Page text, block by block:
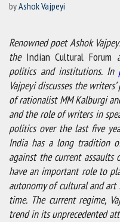
byAshok Vajpeyi
Renowned poet Ashok
the Indian Cultural Forum
politics and institutions. In
Vajpeyi discusses the
of rationalist MM Kalburgi
and the role of writers in
politics over the last five
India has a long tradition
against the current assaults
have an important role to
autonomy of cultural and
time. The current regime,
trend in its unprecedented